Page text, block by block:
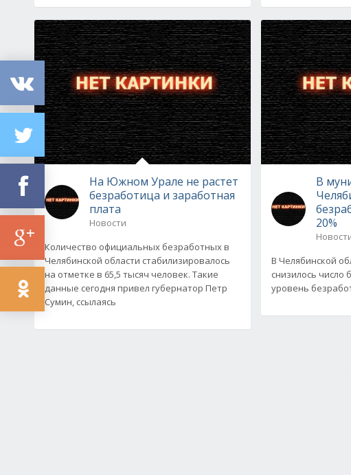
На Южном Урале не растет
безработица и заработная
плата
Новости
Количество официальных безработных в
Челябинской области стабилизировалось
на отметке в 65,5 тысяч человек. Такие
данные сегодня привел губернатор Петр
Сумин, ссылаясь
В
20%
В Челябинской
снизилось
уровень